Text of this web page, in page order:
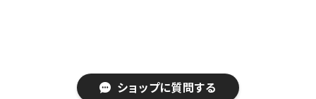
ショップに質問する